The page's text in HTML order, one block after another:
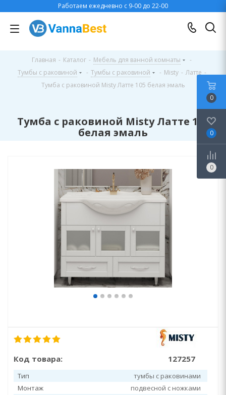
Работаем ежедневно с 9-00 до 22-00
Главная - Каталог - Мебель для ванной комнаты
-
Тумбы с раковиной
- Тумбы с раковиной - Misty - Латте -
Тумба с раковиной Misty Латте 105 белая эмаль
Тумба с раковиной Misty Латте 105
белая эмаль
Код товара: 127257
Тип
тумбы с раковинами
Монтаж
подвесной с ножками
0
0
0